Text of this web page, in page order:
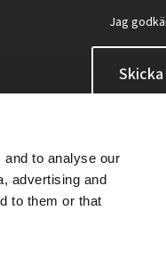
to analyse our
advertising and
to them or that
Jag
Skicka